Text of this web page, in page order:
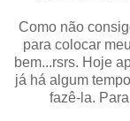
Como não
para colocar
bem...rsrs. Hoje
já há algum
fazê-la.